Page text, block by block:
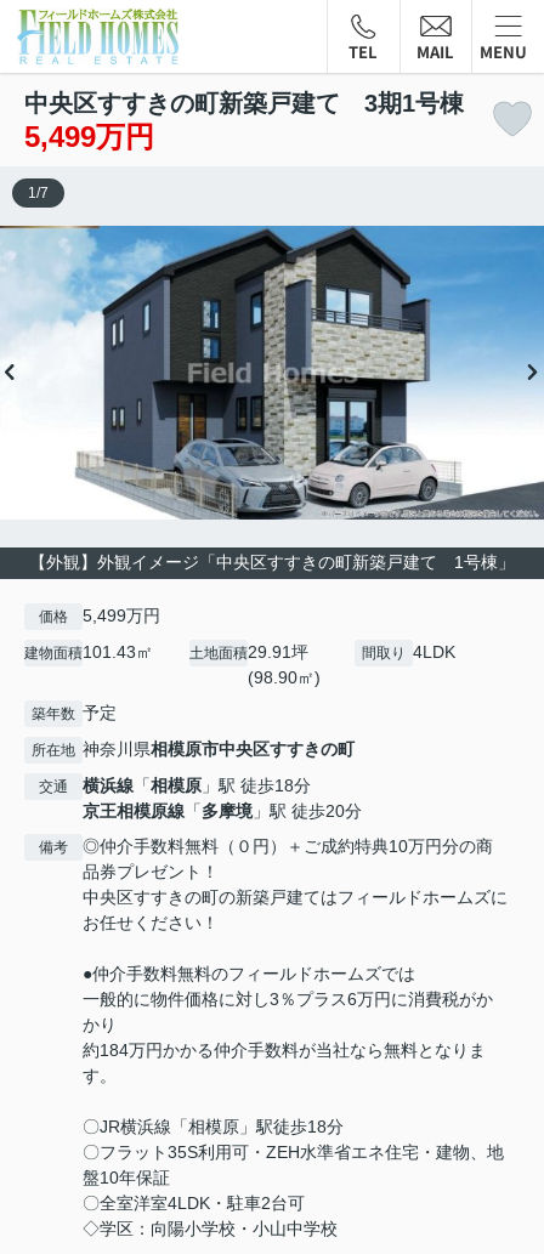
TEL MAIL MENU
中央区すすきの町新築戸建て 3期1号棟
5,499万円
【外観】外観イメージ「中央区すすきの町新築戸建て 1号棟」
1 /7
価格 5,499万円
建物面積101.43㎡ 土地面積29.91坪
(98.90㎡)
間取り 4LDK
築年数 予定
所在地 神奈川県相模原市中央区すすきの町
交通 横浜線 「相模原 」駅 徒歩18分
京王相模原線 「多摩境」駅 徒歩20分
備考
◎仲介手数料無料（０円）＋ご成約特典10万円分の商
品券プレゼント！
中央区すすきの町の新築戸建てはフィールドホームズに
お任せください！
●仲介手数料無料のフィールドホームズでは
一般的に物件価格に対し3％プラス6万円に消費税がか
かり
約184万円かかる仲介手数料が当社なら無料となりま
す。
〇JR横浜線「相模原」駅徒歩18分
〇フラット35S利用可・ZEH水準省エネ住宅・建物、地
盤10年保証
〇全室洋室4LDK・駐車2台可
◇学区：向陽小学校・小山中学校